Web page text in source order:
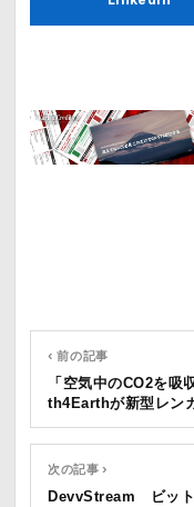
‹ 前の記事
「空気中のCO2を
th4Earthが新型レン
次の記事 ›
DevvStream ビッ